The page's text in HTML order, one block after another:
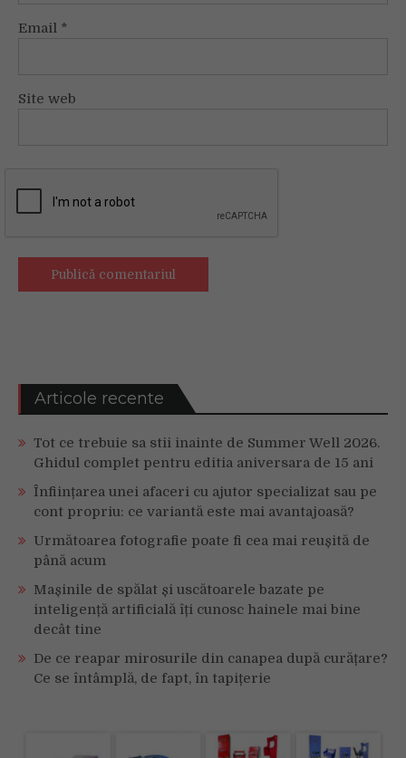
Email *
Site web
Articole recente
Tot ce trebuie sa stii inainte de Summer Well 2026.
Ghidul complet pentru editia aniversara de 15 ani
Înființarea unei afaceri cu ajutor specializat sau pe
cont propriu: ce variantă este mai avantajoasă?
Următoarea fotografie poate fi cea mai reușită de
până acum
Mașinile de spălat și uscătoarele bazate pe
inteligență artificială îți cunosc hainele mai bine
decât tine
De ce reapar mirosurile din canapea după curățare?
Ce se întâmplă, de fapt, în tapițerie